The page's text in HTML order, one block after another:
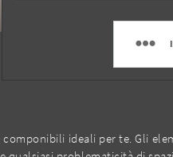
ideali per te. Gli